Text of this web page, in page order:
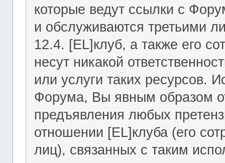
которые ведут ссылки с
и обслуживаются третьими
12.4. [EL]клуб, а также его
несут никакой
или услуги таких ресурсов.
Форума, Вы явным образом
предъявления любых
отношении [EL]клуба (его
лиц), связанных с таким